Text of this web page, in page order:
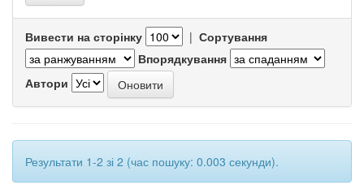
Вивести на сторінку | Сортування
Впорядкування
Автори
Результати 1-2 зі 2 (час пошуку: 0.003 секунди).